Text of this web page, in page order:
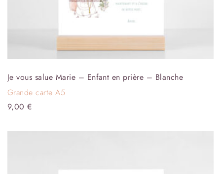
Je vous salue Marie – Enfant en prière – Blanche
Grande carte A5
9,00€